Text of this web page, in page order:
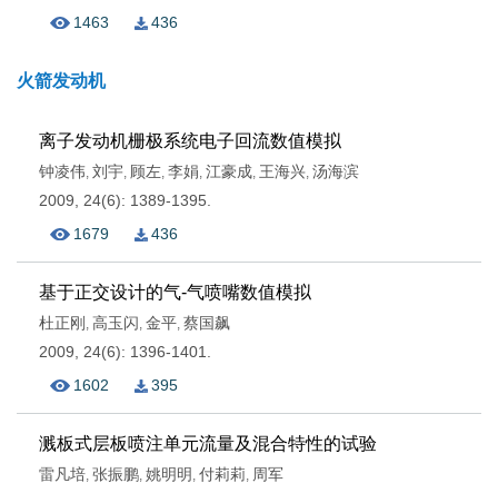
1463
436
火箭发动机
离子发动机栅极系统电子回流数值模拟
钟凌伟, 刘宇, 顾左, 李娟, 江豪成, 王海兴, 汤海滨
2009, 24(6): 1389-1395.
1679
436
基于正交设计的气-气喷嘴数值模拟
杜正刚 , 高玉闪, 金平, 蔡国飙
2009, 24(6): 1396-1401.
1602
395
溅板式层板喷注单元流量及混合特性的试验
雷凡培, 张振鹏, 姚明明 , 付莉莉, 周军